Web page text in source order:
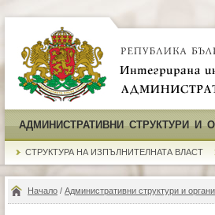
АДМИНИСТРАТИВНИ СТРУКТУРИ И
СТРУКТУРА НА ИЗПЪЛНИТЕЛНАТА ВЛАСТ
Начало / Административни структури и